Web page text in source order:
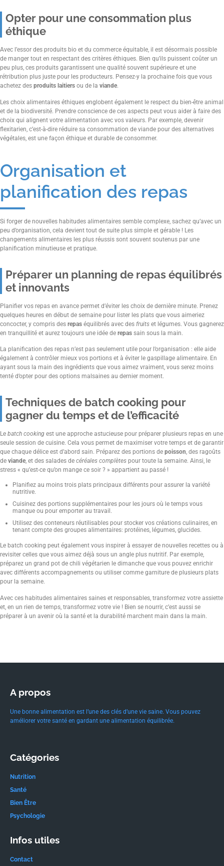
Opter pour une consommation plus
éthique
Avec l’essor des produits bio et du commerce équitable, il est désormais possible
de manger tout en respectant des critères éthiques. Bien qu’ils puissent coûter un
peu plus, ces produits garantissent une qualité souvent supérieure et une
rétribution plus juste pour les producteurs. Pensez-y la prochaine fois que vous
achetez des produits laitiers ou de la viande.
Les choix alimentaires éthiques englobent également le respect du bien-être animal
et de la biodiversité. Prendre conscience de ces aspects peut vous aider à faire des
choix qui alignent votre alimentation avec vos valeurs. Par exemple, devenir
flexitarien, c’est-à-dire réduire sa consommation de viande pour des alternatives
végétales, est une façon éthique et durable de consommer.
Organisation et
planification des repas
Si forger de nouvelles habitudes alimentaires semble complexe, sachez qu’avec un
peu d’organisation, cela devient tout de suite plus simple et gérable ! Les
changements alimentaires les plus réussis sont souvent soutenus par une
planification minutieuse et pratique.
Préparer un planning de repas équilibrés
et innovants
Planifier vos repas en avance permet d’éviter les choix de dernière minute. Prenez
quelques heures en début de semaine pour lister les plats que vous aimeriez
concocter, y compris des repas équilibrés avec des fruits et légumes. Vous gagnerez
en tranquillité et aurez toujours une idée de repas sain sous la main.
La planification des repas n’est pas seulement utile pour l’organisation : elle aide
également à contrôler mieux vos portions et à éviter le gaspillage alimentaire. En
ayant sous la main des ingrédients que vous aimez vraiment, vous serez moins
tenté d’opter pour des options malsaines au dernier moment.
Techniques de batch cooking pour
gagner du temps et de l’efficacité
Le batch cooking est une approche astucieuse pour préparer plusieurs repas en une
seule session de cuisine. Cela vous permet de maximiser votre temps et de garantir
que chaque délice est d’abord sain. Préparez des portions de poisson, des ragoûts
de viande, et des salades de céréales complètes pour toute la semaine. Ainsi, le
stress « qu’est-ce qu’on mange ce soir ? » appartient au passé !
Planifiez au moins trois plats principaux différents pour assurer la variété
nutritive.
Cuisinez des portions supplémentaires pour les jours où le temps vous
manque ou pour emporter au travail.
Utilisez des conteneurs réutilisables pour stocker vos créations culinaires, en
tenant compte des groupes alimentaires: protéines, légumes, glucides.
Le batch cooking peut également vous inspirer à essayer de nouvelles recettes ou à
revisiter celles que vous aimez déjà sous un angle plus nutritif. Par exemple,
préparez un grand pot de chili végétarien le dimanche que vous pouvez enrichir
avec différents accompagnements ou utiliser comme garniture de plusieurs plats
pour la semaine.
Avec ces habitudes alimentaires saines et responsables, transformez votre assiette
et, en un rien de temps, transformez votre vie ! Bien se nourrir, c’est aussi se
préparer à un avenir où la santé et la durabilité marchent main dans la main.
A propos
Une bonne alimentation est l’une des clés d’une vie saine. Vous pouvez
améliorer votre santé en gardant une alimentation équilibrée.
Catégories
Nutrition
Santé
Bien Être
Psychologie
Infos utiles
Contact